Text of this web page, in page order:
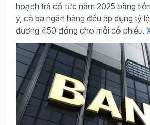
hoạch trả cổ tức năm 2025 bằng
ý, cả ba ngân hàng đều áp dụng tỷ
đương 450 đồng cho mỗi cổ phiếu.